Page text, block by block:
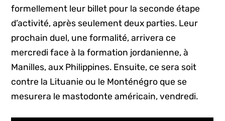
formellement leur billet pour la seconde étape
d’activité, après seulement deux parties. Leur
prochain duel, une formalité, arrivera ce
mercredi face à la formation jordanienne, à
Manilles, aux Philippines. Ensuite, ce sera soit
contre la Lituanie ou le Monténégro que se
mesurera le mastodonte américain, vendredi.